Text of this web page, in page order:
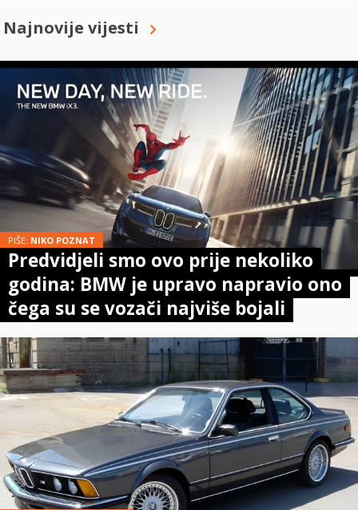
Najnovije vijesti
PIŠE: NIKO POZNAT
Predvidjeli smo ovo prije nekoliko
godina: BMW je upravo napravio ono
čega su se vozači najviše bojali